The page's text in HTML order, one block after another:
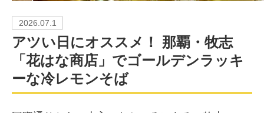
2026.07.1
アツい日にオススメ！ 那覇・牧志
「花はな商店」でゴールデンラッキ
ーな冷レモンそば